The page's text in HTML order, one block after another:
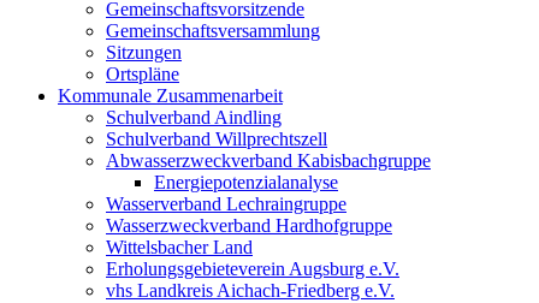
Gemeinschaftsvorsitzende
Gemeinschaftsversammlung
Sitzungen
Ortspläne
Kommunale Zusammenarbeit
Schulverband Aindling
Schulverband Willprechtszell
Abwasserzweckverband Kabisbachgruppe
Energiepotenzialanalyse
Wasserverband Lechraingruppe
Wasserzweckverband Hardhofgruppe
Wittelsbacher Land
Erholungsgebieteverein Augsburg e.V.
vhs Landkreis Aichach-Friedberg e.V.